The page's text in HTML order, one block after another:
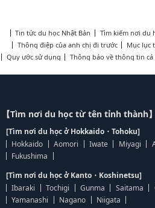
Tin tức du học Nhật Bản Tìm kiếm nơi du
Thông điệp của anh chị đi trước
Mục lục
Quy ước sử dụng
Thông báo về thông tin cá
【Tìm nơi du học từ tên tỉnh thành】
[Tìm nơi du học ở Hokkaido・Tohoku]
Hokkaido
Aomori Iwate Miyagi
Fukushima
[Tìm nơi du học ở Kanto・Koshinetsu]
Ibaraki
Tochigi Gunma Saitama
Yamanashi
Nagano
Niigata